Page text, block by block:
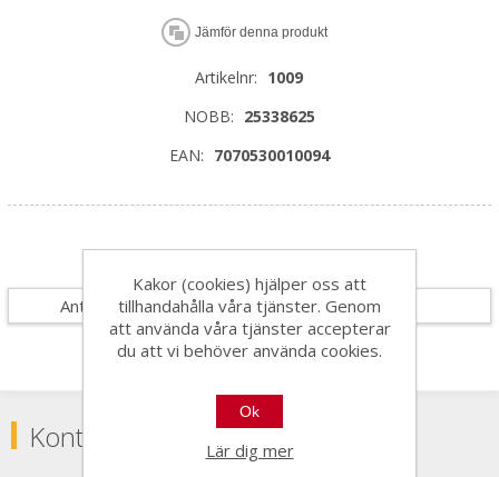
Jämför denna produkt
Artikelnr: 1009
NOBB: 25338625
EAN: 7070530010094
Antal i förpackning 6
Kontakta
Kakor (cookies) hjälper oss att
tillhandahålla våra tjänster. Genom
att använda våra tjänster accepterar
du att vi behöver använda cookies.
Ok
Lär dig mer